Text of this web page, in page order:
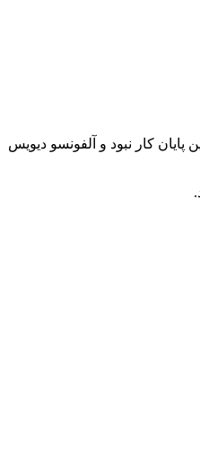
۹۴ و آخرین ثانیه‌های بازی محافظت کرد؛ ولی این پایان کار نبود و آلفونسو دیویس